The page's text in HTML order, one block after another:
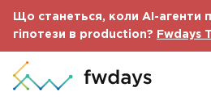
Що станеться, коли AI-агенти
гіпотези в production?
Fwdays